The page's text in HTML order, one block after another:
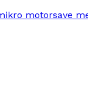
motorsave